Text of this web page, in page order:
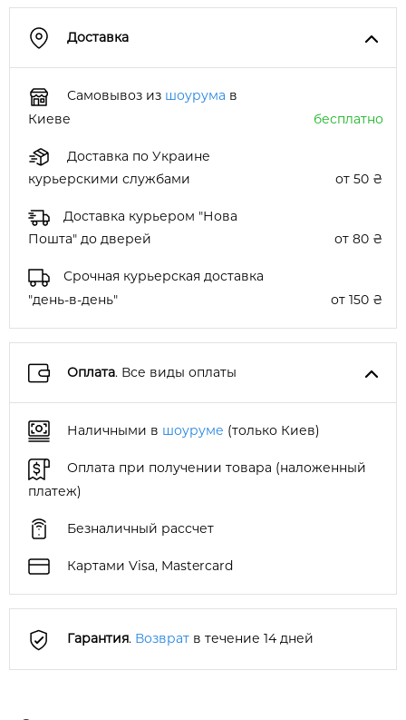
Доставка
Самовывоз из шоурума в
Киеве
бесплатно
Доставка по Украине
курьерскими службами
от 50 ₴
Доставка курьером "Нова
Пошта" до дверей
от 80 ₴
Срочная курьерская доставка
"день-в-день"
от 150 ₴
Оплата. Все виды оплаты
Наличными в шоуруме (только Киев)
Оплата при получении товара (наложенный
платеж)
Безналичный рассчет
Картами Visa, Mastercard
Гарантия. Возврат в течение 14 дней